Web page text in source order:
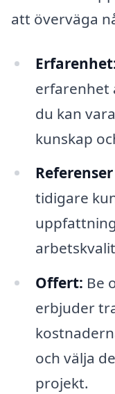
att överväga
erfarenhet
du kan
kunskap
tidigare
Offert: Be
erbjuder
och välja
projekt.